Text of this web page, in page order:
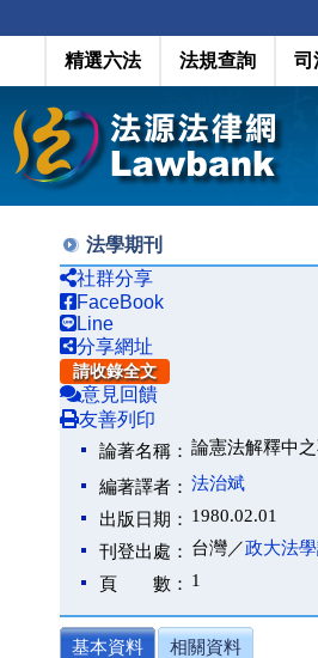
精選六法 法規查詢 司
法學期刊
社群分享
FaceBook
Line
分享網址
請收錄全文
意見回饋
友善列印
論著名稱： 論憲法解釋中
編著譯者： 法治斌
出版日期： 1980.02.01
刊登出處： 台灣／政大法
頁 數： 1
基本資料 相關資料